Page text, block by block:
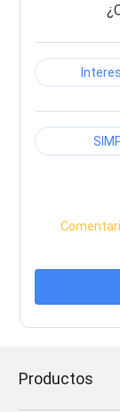
Productos